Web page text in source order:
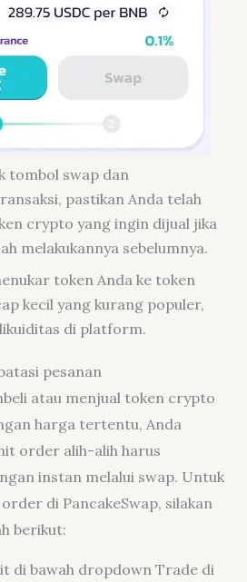
tombol swap dan
pastikan Anda telah
crypto yang ingin dijual jika
melakukannya sebelumnya.
token Anda ke token
kecil yang kurang populer,
di platform.
pesanan
atau menjual token crypto
harga tertentu, Anda
order alih-alih harus
instan melalui swap. Untuk
di PancakeSwap, silakan
berikut:
di bawah dropdown Trade di